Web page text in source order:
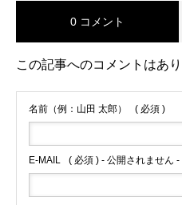
0 コメント
この記事へのコメントはあり
名前（例：山田 太郎） ( 必須 )
E-MAIL ( 必須 ) - 公開されません -